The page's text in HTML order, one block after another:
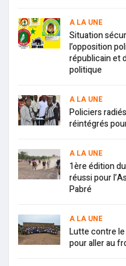
A LA UNE
Situation
l’opposition
républicain et
politique
A LA UNE
Policiers
réintégrés
A LA UNE
1ère édition
réussi pour
Pabré
A LA UNE
Lutte contre le
pour aller au